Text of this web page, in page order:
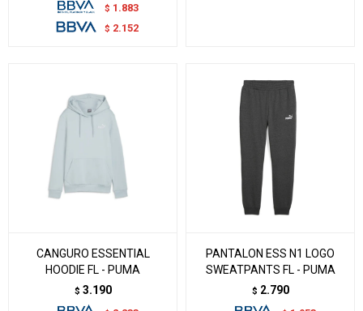
$ 1.883
$ 2.152
CANGURO ESSENTIAL
HOODIE FL - PUMA
$ 3.190
PANTALON ESS N1 LOGO
SWEATPANTS FL - PUMA
$ 2.790